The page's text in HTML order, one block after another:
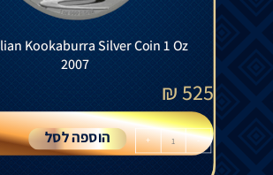
Kookaburra Silver Coin 1 Oz
2007
525
₪
-
+ הוספה לסל